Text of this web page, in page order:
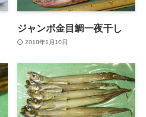
ジャンボ金目鯛一夜干し
2018年1月10日